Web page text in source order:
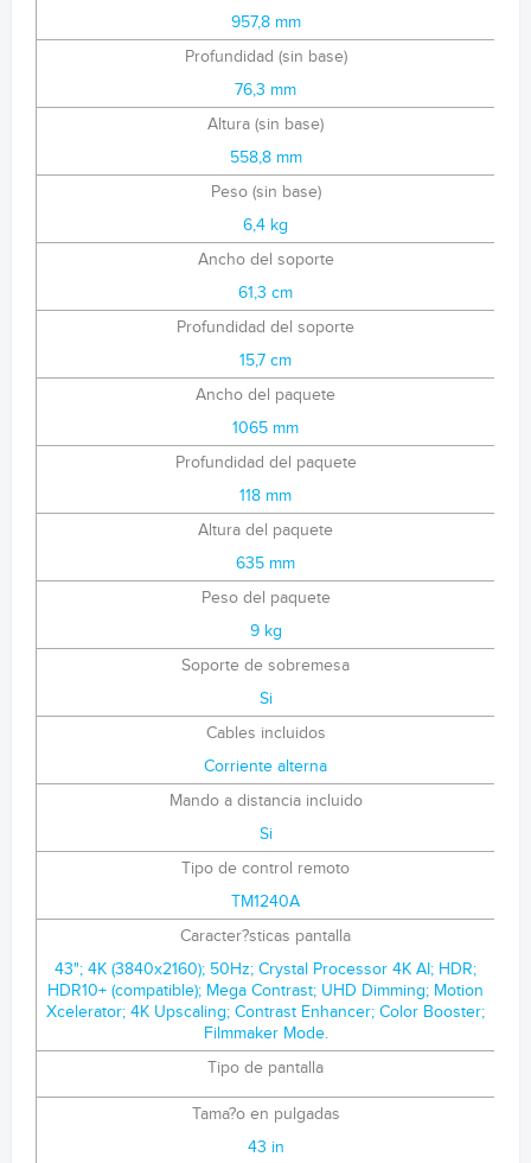
957,8 mm
Profundidad (sin base)
76,3 mm
Altura (sin base)
558,8 mm
Peso (sin base)
6,4 kg
Ancho del soporte
61,3 cm
Profundidad del soporte
15,7 cm
Ancho del paquete
1065 mm
Profundidad del paquete
118 mm
Altura del paquete
635 mm
Peso del paquete
9 kg
Soporte de sobremesa
Si
Cables incluidos
Corriente alterna
Mando a distancia incluido
Si
Tipo de control remoto
TM1240A
Caracter?sticas pantalla
43"; 4K (3840x2160); 50Hz; Crystal Processor 4K AI; HDR;
HDR10+ (compatible); Mega Contrast; UHD Dimming; Motion
Xcelerator; 4K Upscaling; Contrast Enhancer; Color Booster;
Filmmaker Mode.
Tipo de pantalla
Tama?o en pulgadas
43 in